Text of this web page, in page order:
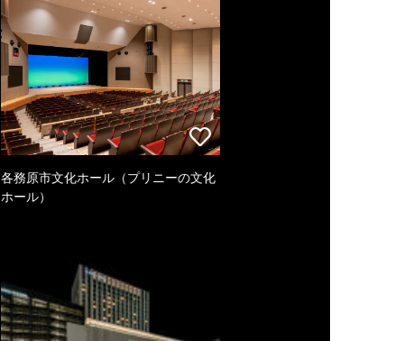
各務原市文化ホール（プリニーの文化
ホール）